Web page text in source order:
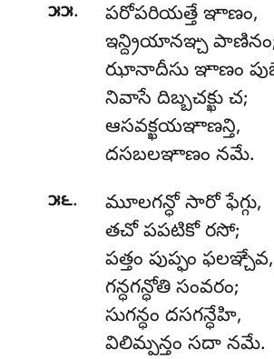
౫౫.
పరోపరియత్తే ఞాణం,
ఇన్ద్రియానఞ్చ
ఝానాదీసు ఞాణం
నివాసే దిబ్బచక్ఖు చ;
ఆసవక్ఖయఞాణన్తి,
దసబలఞాణం నమే.
౫౬. మూలగన్ధోసారో ఫేగ్గు,
తచో పపటికో రసో;
పత్తం పుప్ఫం ఫలఞ్చేవ,
గన్ధగన్ధోతి సంవరం;
సుగన్ధం దసగన్ధేహి,
విలిమ్పన్తం సదా నమే.